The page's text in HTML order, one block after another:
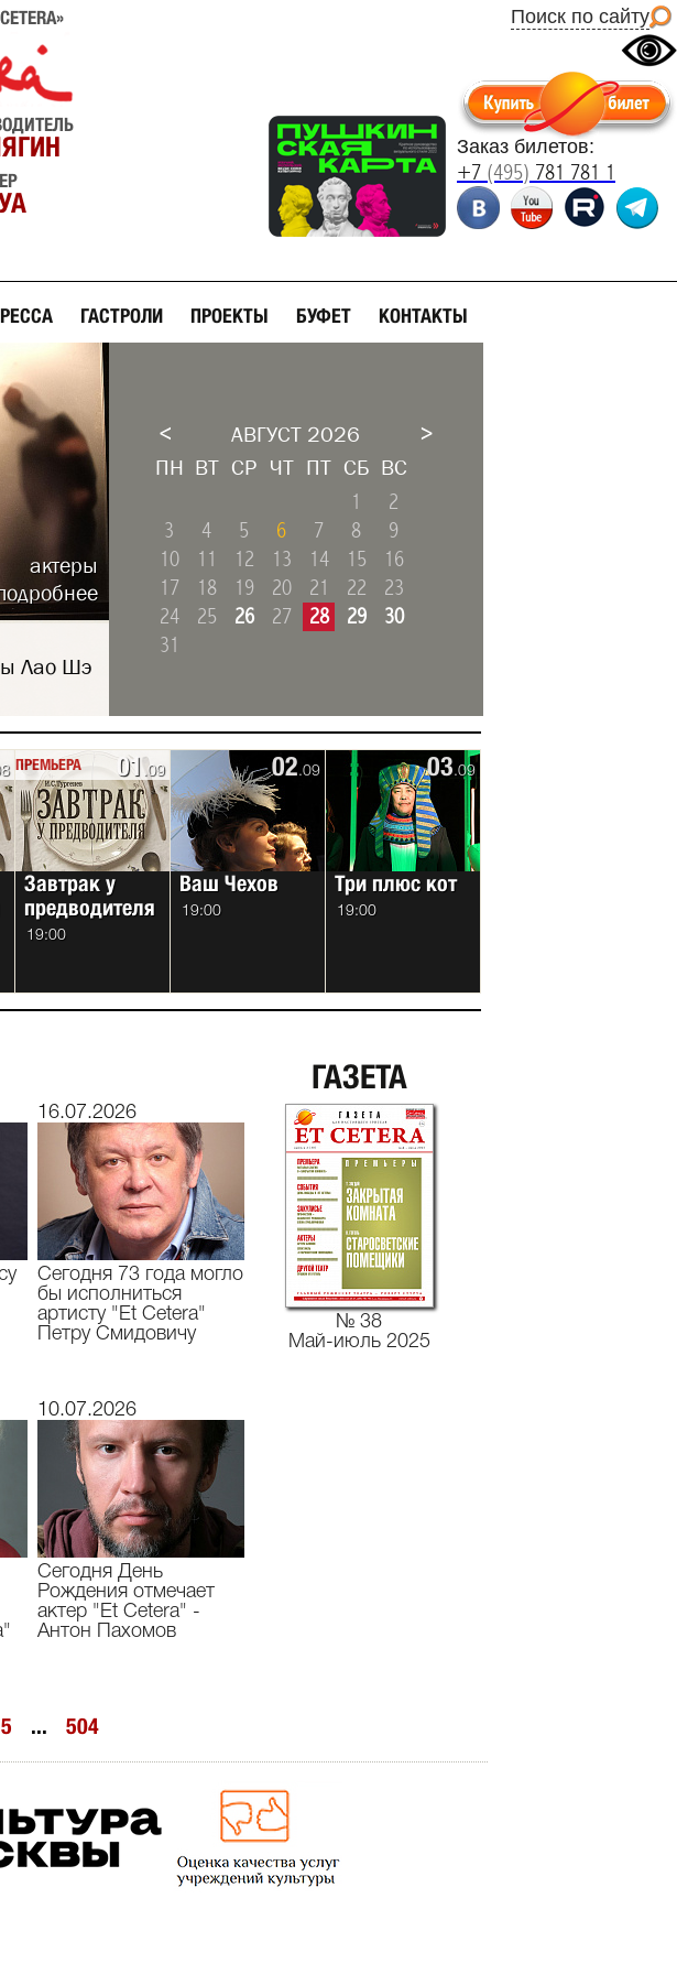
Поиск по сайту
Заказ билетов:
+7 (495) 781 781 1
ГАСТРОЛИ ПРОЕКТЫ БУФЕТ КОНТАКТЫ
актеры
Лао Шэ
< АВГУСТ 2026 >
ПН ВТ СР ЧТ ПТ СБ ВС
1
2
3
4 5 6 7 8
9
10
11 12 13 14 15
16
17
18 19 20 21 22
23
24
25 26 27 28 29
30
31
ПРЕМЬЕРА
Завтрак у
предводителя
19:00
01.09
Ваш Чехов
19:00
02.09
Три плюс кот
19:00
03.09
16.07.2026
Сегодня 73 года могло
бы исполниться
артисту "Et Cetera"
Петру Смидовичу
ГАЗЕТА
№ 38
Май-июль 2025
10.07.2026
Сегодня День
Рождения отмечает
актер "Et Cetera" -
Антон Пахомов
5 ... 504